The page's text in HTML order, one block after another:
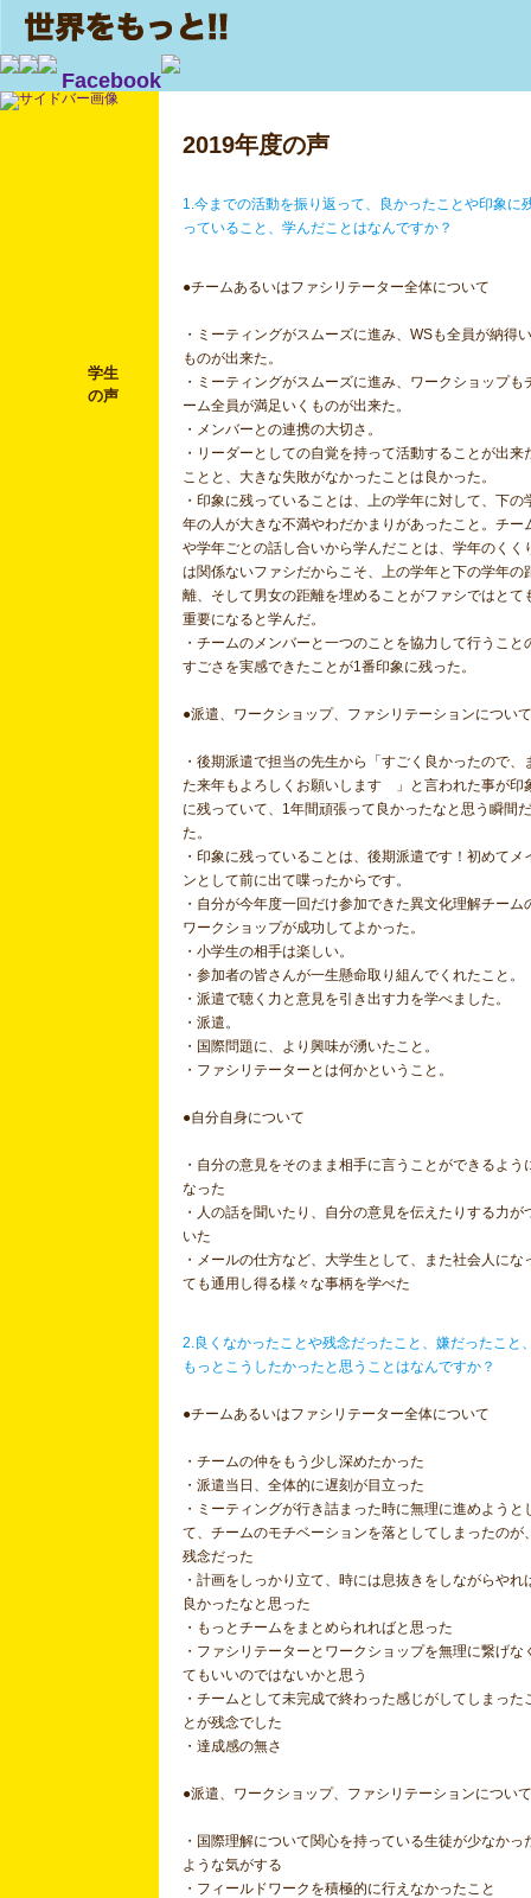
Facebook
学生
の声
2019年度の声
1.今までの活動を振り返って、良かったことや印象に
っていること、学んだことはなんですか？
●チームあるいはファシリテーター全体について
・ミーティングがスムーズに進み、WSも全員が納得
ものが出来た。
・ミーティングがスムーズに進み、ワークショップも
ーム全員が満足いくものが出来た。
・メンバーとの連携の大切さ。
・リーダーとしての自覚を持って活動することが出来
ことと、大きな失敗がなかったことは良かった。
・印象に残っていることは、上の学年に対して、下の
年の人が大きな不満やわだかまりがあったこと。チー
や学年ごとの話し合いから学んだことは、学年のくく
は関係ないファシだからこそ、上の学年と下の学年の
離、そして男女の距離を埋めることがファシではとて
重要になると学んだ。
・チームのメンバーと一つのことを協力して行うこと
すごさを実感できたことが1番印象に残った。
●派遣、ワークショップ、ファシリテーションについて
・後期派遣で担当の先生から「すごく良かったので、
た来年もよろしくお願いします 」と言われた事が印
に残っていて、1年間頑張って良かったなと思う瞬間
た。
・印象に残っていることは、後期派遣です！初めてメ
ンとして前に出て喋ったからです。
・自分が今年度一回だけ参加できた異文化理解チーム
ワークショップが成功してよかった。
・小学生の相手は楽しい。
・参加者の皆さんが一生懸命取り組んでくれたこと
・派遣で聴く力と意見を引き出す力を学べました。
・派遣。
・国際問題に、より興味が湧いたこと。
・ファシリテーターとは何かということ。
●自分自身について
・自分の意見をそのまま相手に言うことができるよう
なった
・人の話を聞いたり、自分の意見を伝えたりする力が
いた
・メールの仕方など、大学生として、また社会人にな
ても通用し得る様々な事柄を学べた
2.良くなかったことや残念だったこと、嫌だったこと
もっとこうしたかったと思うことはなんですか？
●チームあるいはファシリテーター全体について
・チームの仲をもう少し深めたかった
・派遣当日、全体的に遅刻が目立った
・ミーティングが行き詰まった時に無理に進めようと
て、チームのモチベーションを落としてしまったのが
残念だった
・計画をしっかり立て、時には息抜きをしながらやれ
良かったなと思った
・もっとチームをまとめられればと思った
・ファシリテーターとワークショップを無理に繋げな
てもいいのではないかと思う
・チームとして未完成で終わった感じがしてしまった
とが残念でした
・達成感の無さ
●派遣、ワークショップ、ファシリテーションについて
・国際理解について関心を持っている生徒が少なかっ
ような気がする
・フィールドワークを積極的に行えなかったこと